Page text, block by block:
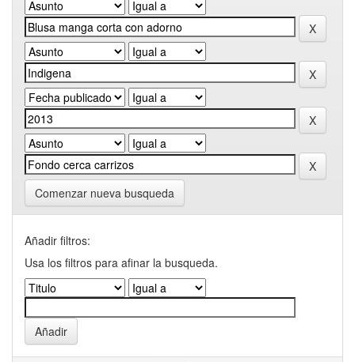
Comenzar nueva busqueda
Añadir filtros:
Usa los filtros para afinar la busqueda.